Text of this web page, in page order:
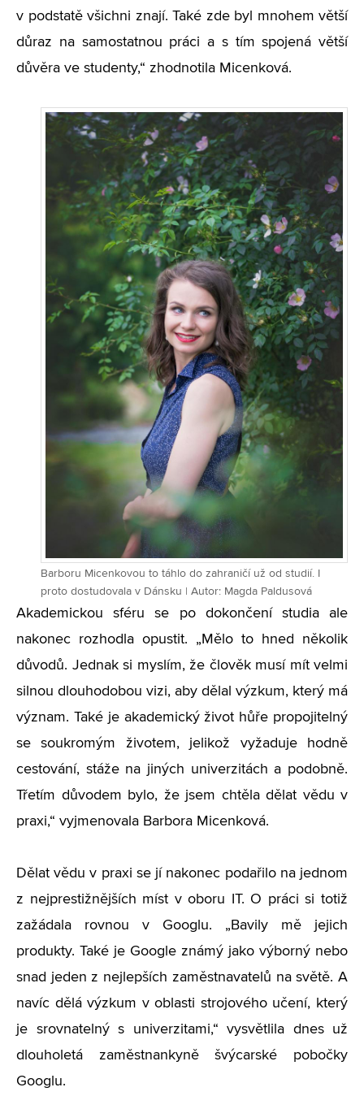
v podstatě všichni znají. Také zde byl mnohem větší
důraz na samostatnou práci a s tím spojená větší
důvěra ve studenty,“ zhodnotila Micenková.
Barboru Micenkovou to táhlo do zahraničí už od studií. I
proto dostudovala v Dánsku | Autor: Magda Paldusová
Akademickou sféru se po dokončení studia ale
nakonec rozhodla opustit. „Mělo to hned několik
důvodů. Jednak si myslím, že člověk musí mít velmi
silnou dlouhodobou vizi, aby dělal výzkum, který má
význam. Také je akademický život hůře propojitelný
se soukromým životem, jelikož vyžaduje hodně
cestování, stáže na jiných univerzitách a podobně.
Třetím důvodem bylo, že jsem chtěla dělat vědu v
praxi,“ vyjmenovala Barbora Micenková.
Dělat vědu v praxi se jí nakonec podařilo na jednom
z nejprestižnějších míst v oboru IT. O práci si totiž
zažádala rovnou v Googlu. „Bavily mě jejich
produkty. Také je Google známý jako výborný nebo
snad jeden z nejlepších zaměstnavatelů na světě. A
navíc dělá výzkum v oblasti strojového učení, který
je srovnatelný s univerzitami,“ vysvětlila dnes už
dlouholetá zaměstnankyně švýcarské pobočky
Googlu.